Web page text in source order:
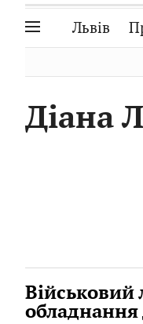
Львів
Волинь
Діана
Військовий
обладнання